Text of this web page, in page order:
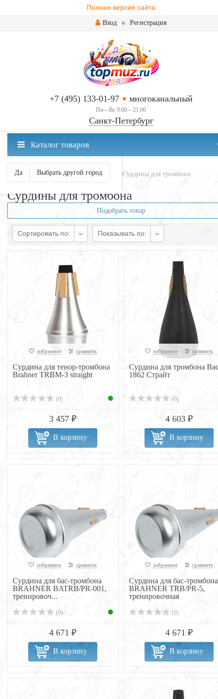
Полная версия сайта
Вход Регистрация
+7 (495) 133-01-97 многоканальный
Пн—Вс 9:00—21:00
Санкт-Петербург
Санкт-Петербург ваш город?
Да Выбрать другой город
Каталог товаров
Главная Духовые Тромбоны Сурдины для тромбона
Сурдины для тромбона
Подобрать товар
Сортировать по: Показывать по:
избранное сравнить
Сурдина для тенор-тромбона
Brahner TRBM-3 straight
(0)
3 457 ₽
В корзину
избранное сравнить
Сурдина для тромбона
1862 Страйт
(0)
4 603 ₽
В корзину
избранное сравнить
Сурдина для бас-тромбона
BRAHNER BATRB/PR-001,
тренировоч...
(0)
4 671 ₽
В корзину
избранное сравнить
Сурдина для бас-тромбона
BRAHNER TRB/PR-5,
тренировочная
(0)
4 671 ₽
В корзину